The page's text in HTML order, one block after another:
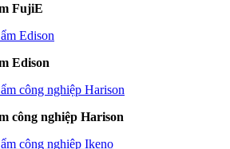
FujiE
Edison
công nghiệp Harison